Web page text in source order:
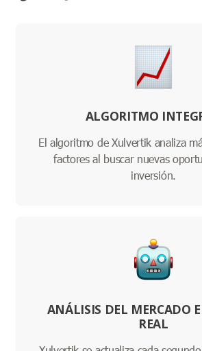
ALGORITMO
El algoritmo de Xulvertik analiza
factores al buscar nuevas
inversión.
ANÁLISIS DEL MERCADO
REAL